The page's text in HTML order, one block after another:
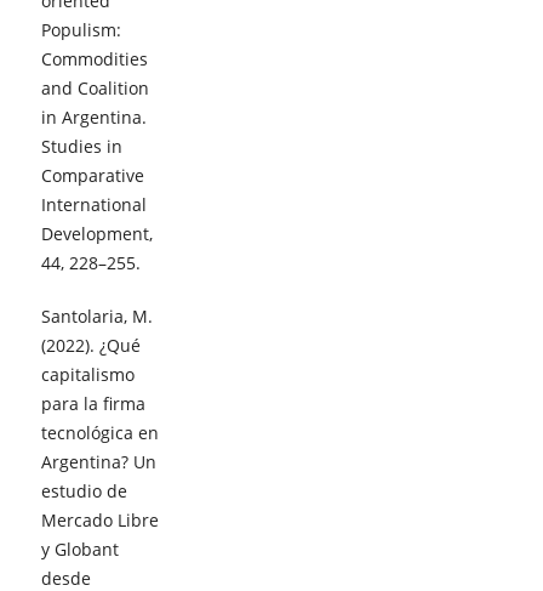
Populism:
Commodities
and Coalition
in Argentina.
Studies in
Comparative
International
Development,
44, 228–255.
Santolaria, M.
(2022). ¿Qué
capitalismo
para la firma
tecnológica en
Argentina? Un
estudio de
Mercado Libre
y Globant
desde